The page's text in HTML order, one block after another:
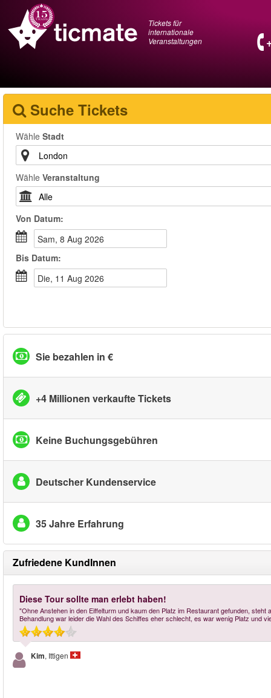
Tickets für
internationale
Veranstaltungen
Suche Tickets
Wähle Stadt
Wähle Veranstaltung
Von Datum:
Sam, 8 Aug 2026
Bis Datum:
Die, 11 Aug 2026
Sie bezahlen in €
+4 Millionen verkaufte Tickets
Keine Buchungsgebühren
Deutscher Kundenservice
35 Jahre Erfahrung
Zufriedene KundInnen
Diese Tour sollte man erlebt haben!
"Ohne Anstehen in den Eiffelturm und kaum den Platz im Restaurant gefunden,
Behandlung war leider die Wahl des Schiffes eher schlecht, es war wenig Platz und
Kim, Ittigen